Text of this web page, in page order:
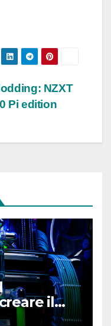
NZXT
Pi edition
il